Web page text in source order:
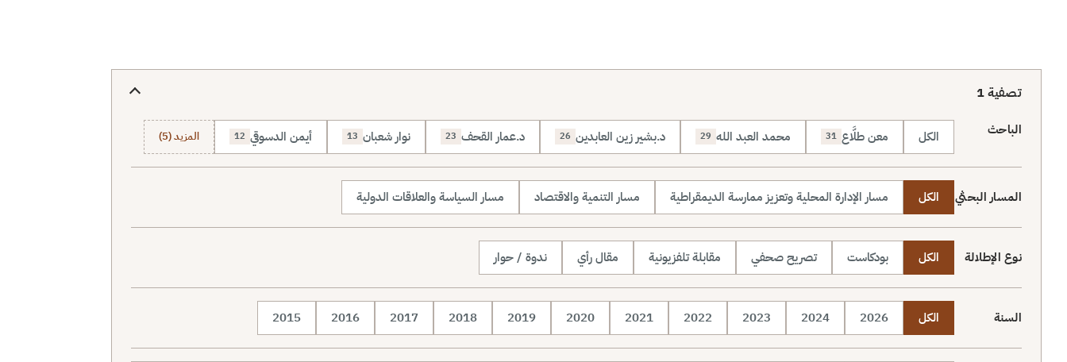
تصفية1
الباحث الكل معن طلَّاع 31 محمد العبد الله 29 د.بشير زين العابدين 26 د.عمار القحف 23 نوار شعبان 13 أيمن الدسوقي 12 المزيد (5)
المسار البحثي الكل مسار الإدارة المحلية وتعزيز ممارسة الديمقراطية مسار التنمية والاقتصاد مسار السياسة والعلاقات الدولية
نوع الإطلالة الكل بودكاست تصريح صحفي مقابلة تلفزيونية مقال رأي ندوة / حوار
السنة الكل 2026
2024
2023
2022
2021
2020
2019
2018
2017
2016
2015